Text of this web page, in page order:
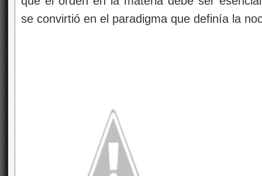
se convirtió en el paradigma que definía la